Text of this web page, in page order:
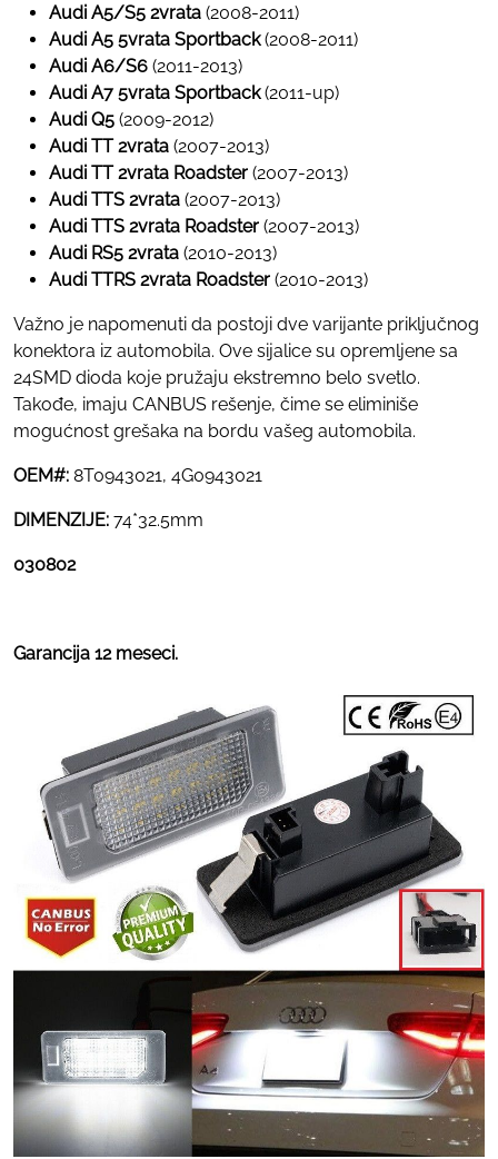
Audi A5/S5 2vrata (2008-2011)
Audi A5 5vrata Sportback(2008-2011)
Audi A6/S6 (2011-2013)
Audi A7 5vrata Sportback(2011-up)
Audi Q5 (2009-2012)
Audi TT 2vrata (2007-2013)
Audi TT 2vrata Roadster (2007-2013)
Audi TTS 2vrata (2007-2013)
Audi TTS 2vrata Roadster (2007-2013)
Audi RS5 2vrata (2010-2013)
Audi TTRS 2vrata Roadster (2010-2013)
Važno je napomenuti da postoji dve varijante priključnog
konektora iz automobila. Ove sijalice su opremljene sa
24SMD dioda koje pružaju ekstremno belo svetlo.
Takođe, imaju CANBUS rešenje, čime se eliminiše
mogućnost grešaka na bordu vašeg automobila.
OEM#: 8T0943021, 4G0943021
DIMENZIJE: 74*32.5mm
030802
Garancija 12 meseci.